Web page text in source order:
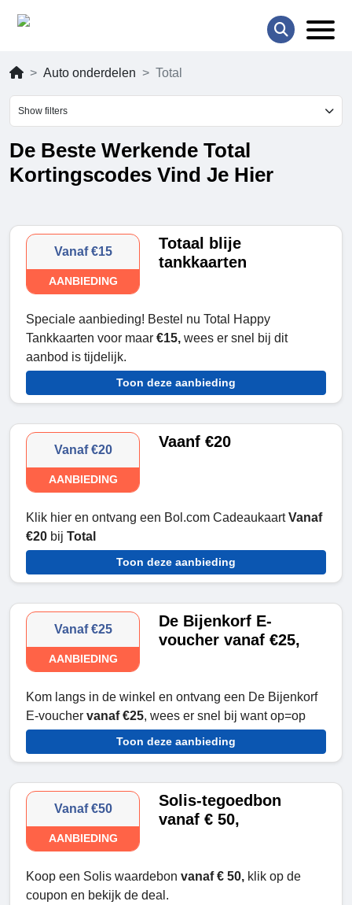
Auto onderdelen Total
Show filters
De Beste Werkende Total
Kortingscodes Vind Je Hier
Vanaf €15
AANBIEDING
Totaal blije
tankkaarten
Speciale aanbieding! Bestel nu Total Happy
Tankkaarten voor maar €15, wees er snel bij dit
aanbod is tijdelijk.
Toon deze aanbieding
Vanaf €20
AANBIEDING
Vaanf €20
Klik hier en ontvang een Bol.com CadeaukaartVanaf
€20 bij Total
Toon deze aanbieding
Vanaf €25
AANBIEDING
De Bijenkorf E-
voucher vanaf €25,
Kom langs in de winkel en ontvang een De Bijenkorf
E-voucher vanaf €25, wees er snel bij want op=op
Toon deze aanbieding
Vanaf €50
AANBIEDING
Solis-tegoedbon
vanaf € 50,
Koop een Solis waardebon vanaf € 50, klik op de
coupon en bekijk de deal.